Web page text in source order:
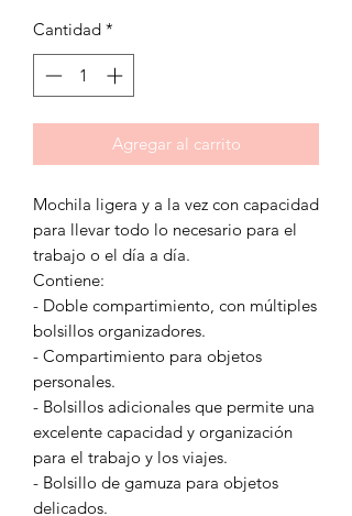
Cantidad *
Agregar al carrito
Mochila ligera y a la vez con capacidad
para llevar todo lo necesario para el
trabajo o el día a día.
Contiene:
- Doble compartimiento, con múltiples
bolsillos organizadores.
- Compartimiento para objetos
personales.
- Bolsillos adicionales que permite una
excelente capacidad y organización
para el trabajo y los viajes.
- Bolsillo de gamuza para objetos
delicados.